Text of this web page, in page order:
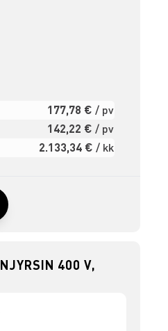
177,78 € / pv
142,22 € / pv
2.133,34 € / kk
400 V,